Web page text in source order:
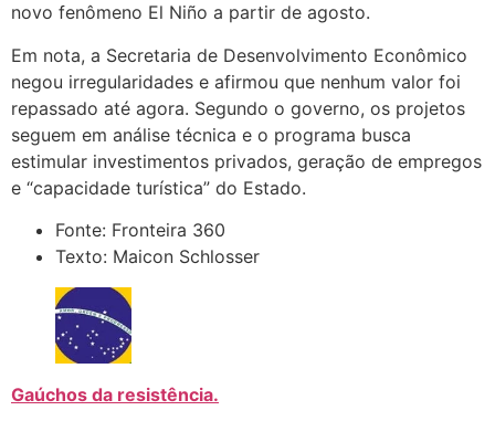
novo fenômeno El Niño a partir de agosto.
Em nota, a Secretaria de Desenvolvimento Econômico
negou irregularidades e afirmou que nenhum valor foi
repassado até agora. Segundo o governo, os projetos
seguem em análise técnica e o programa busca
estimular investimentos privados, geração de empregos
e “capacidade turística” do Estado.
Fonte: Fronteira 360
Texto: Maicon Schlosser
Gaúchos da resistência.